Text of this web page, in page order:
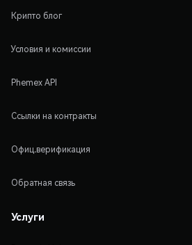
Крипто блог
Условия и комиссии
Phemex API
Ссылки на контракты
Офиц.верификация
Обратная связь
Услуги